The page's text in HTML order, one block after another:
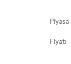
Piyasa
Fiyatı